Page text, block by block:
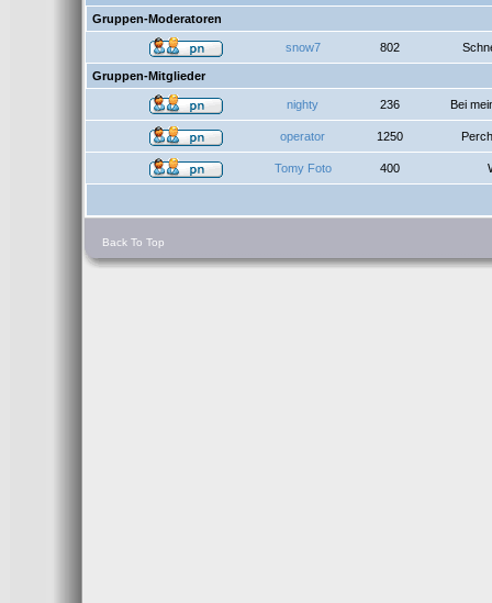
Gruppen-Moderatoren
snow7 802
Gruppen-Mitglieder
nighty 236 Bei
operator 1250
Tomy Foto 400
Back To Top